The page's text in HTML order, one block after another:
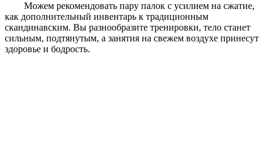
Можем рекомендовать пару палок с усилием на сжатие,
как дополнительный инвентарь к традиционным
скандинавским. Вы разнообразите тренировки, тело станет
сильным, подтянутым, а занятия на свежем воздухе принесут
здоровье и бодрость.